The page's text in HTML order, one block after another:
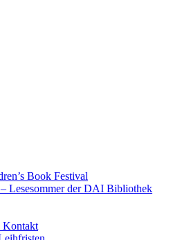
Book Festival
Lesesommer der DAI Bibliothek
Kontakt